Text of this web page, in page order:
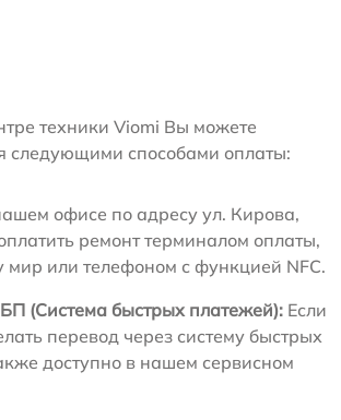
техники Viomi Вы можете
следующими способами оплаты:
офисе по адресу ул. Кирова,
ремонт терминалом оплаты,
мир или телефоном с функцией NFC.
(Система быстрых платежей): Если
перевод через систему быстрых
доступно в нашем сервисном